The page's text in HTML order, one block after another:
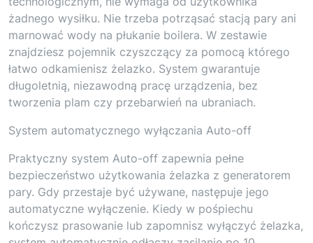
żadnego wysiłku. Nie trzeba potrząsać stacją pary ani
marnować wody na płukanie boilera. W zestawie
znajdziesz pojemnik czyszczący za pomocą którego
łatwo odkamienisz żelazko. System gwarantuje
długoletnią, niezawodną pracę urządzenia, bez
tworzenia plam czy przebarwień na ubraniach.
System automatycznego wyłączania Auto-off
Praktyczny system Auto-off zapewnia pełne
bezpieczeństwo użytkowania żelazka z generatorem
pary. Gdy przestaje być używane, następuje jego
automatyczne wyłączenie. Kiedy w pośpiechu
kończysz prasowanie lub zapomnisz wyłączyć żelazka,